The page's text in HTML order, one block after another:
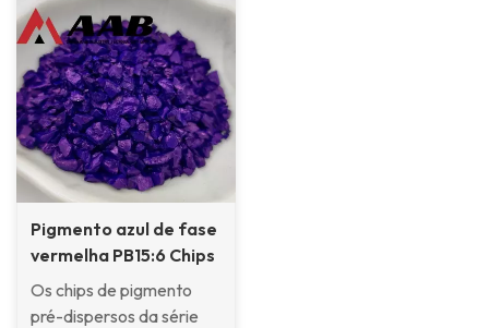
Pigmento azul de fase
vermelha PB15:6 Chips
Os chips de pigmento
pré-dispersos da série